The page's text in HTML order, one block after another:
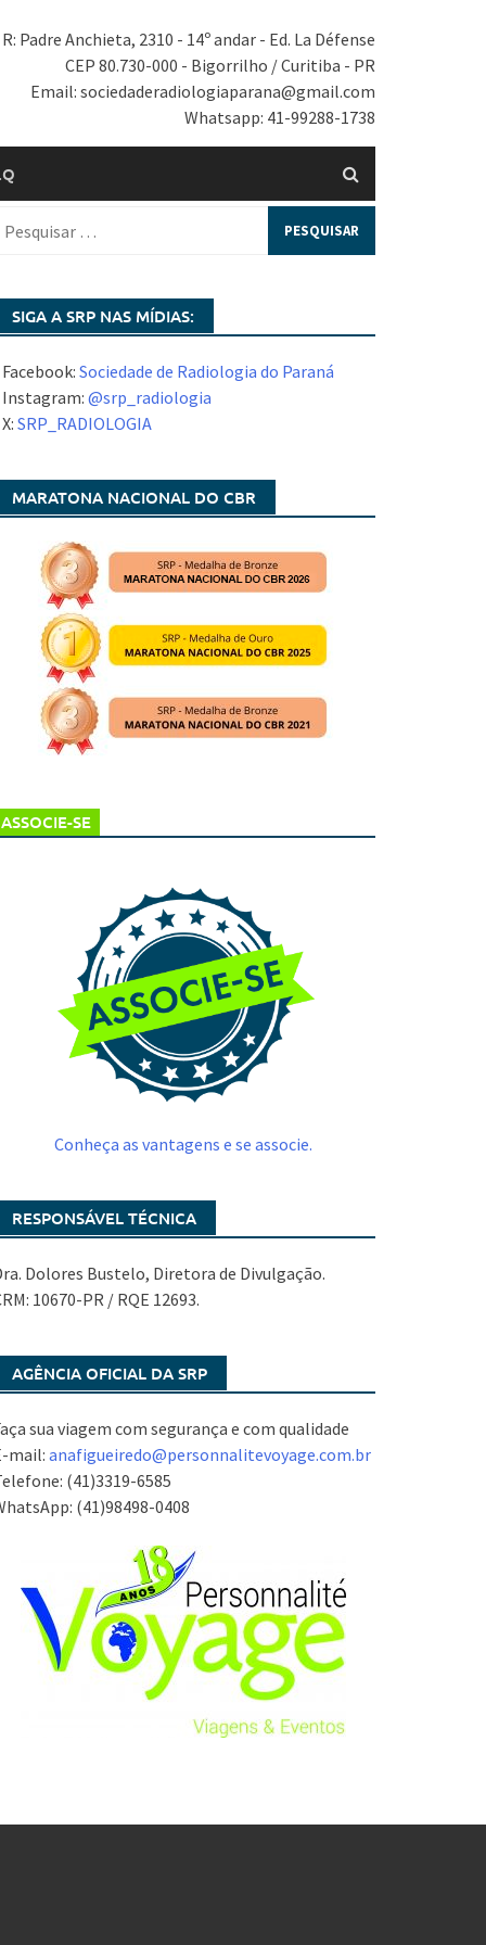
R: Padre Anchieta, 2310 - 14º andar - Ed. La Défense
CEP 80.730-000 - Bigorrilho / Curitiba - PR
Email: sociedaderadiologiaparana@gmail.com
Whatsapp: 41-99288-1738
SIGA A SRP NAS MÍDIAS:
Sociedade de Radiologia do Paraná
@srp_radiologia
SRP_RADIOLOGIA
MARATONA NACIONAL DO CBR
SE
Conheça as vantagens e se associe.
RESPONSÁVEL TÉCNICA
Dolores Bustelo, Diretora de Divulgação.
10670-PR / RQE 12693.
AGÊNCIA OFICIAL DA SRP
sua viagem com segurança e com qualidade
mail: anafigueiredo@personnalitevoyage.com.br
(41)3319-6585
(41)98498-0408